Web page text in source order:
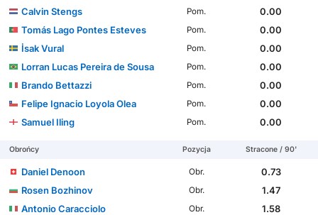
Calvin Stengs
Pom.
0.00
Tomás Lago Pontes Esteves
Pom.
0.00
İsak Vural
Pom.
0.00
Lorran Lucas Pereira de Sousa
Pom.
0.00
Brando Bettazzi
Pom.
0.00
Felipe Ignacio Loyola Olea
Pom.
0.00
Samuel Iling
Pom. 0.00
Obrońcy Pozycja Stracone / 90'
Daniel Denoon Obr.
0.73
Rosen Bozhinov
Obr.
1.47
Antonio Caracciolo
Obr. 1.58